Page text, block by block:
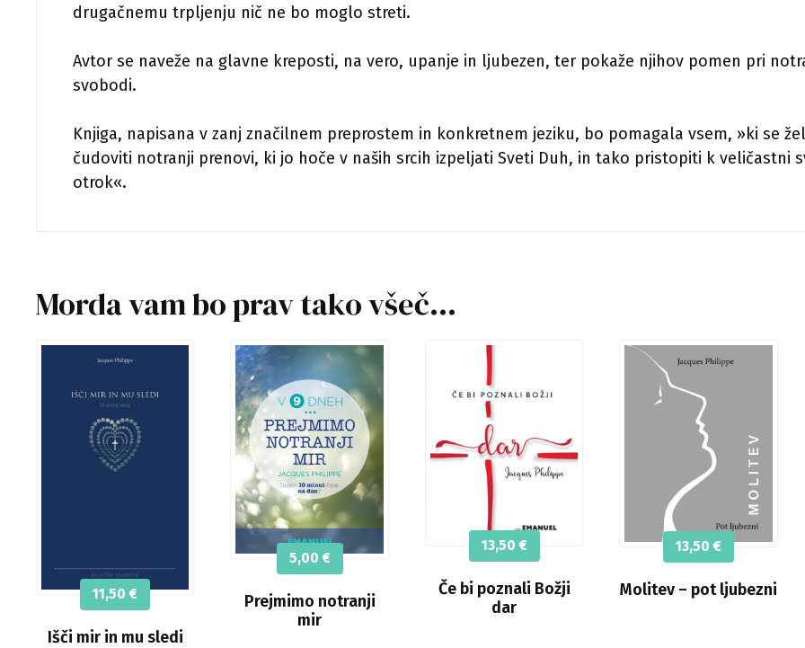
drugačnemu trpljenju nič ne bo moglo streti.
Avtor se naveže na glavne kreposti, na vero, upanje in ljubezen, ter pokaže njihov pomen pri
svobodi.
Knjiga, napisana v zanj značilnem preprostem in konkretnem jeziku, bo pomagala vsem, »ki se
čudoviti notranji prenovi, ki jo hoče v naših srcih izpeljati Sveti Duh, in tako pristopiti k veličastni
otrok«.
Morda vam bo prav tako všeč…
Išči mir in mu sledi
11,50€
Prejmimo notranji
mir
5,00€
Če bi poznali Božji
dar
13,50€
Molitev – pot ljubezni
13,50€